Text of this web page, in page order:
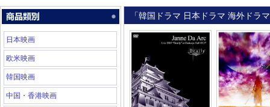
日本映画
欧米映画
韓国映画
中国・香港映画
「韓国ドラマ 日本ドラマ 海外ドラ